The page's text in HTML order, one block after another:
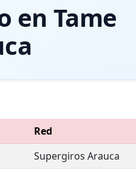
en Tame
Red
Supergiros Arauca